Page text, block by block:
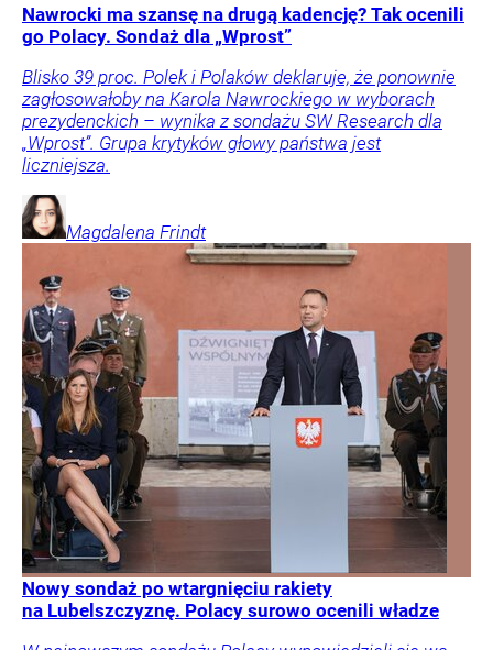
Nawrocki ma szansę na drugą kadencję? Tak ocenili
go Polacy. Sondaż dla „Wprost”
Blisko 39 proc. Polek i Polaków deklaruje, że ponownie
zagłosowałoby na Karola Nawrockiego w wyborach
prezydenckich – wynika z sondażu SW Research dla
„Wprost”. Grupa krytyków głowy państwa jest
liczniejsza.
Magdalena Frindt
Nowy sondaż po wtargnięciu rakiety
na Lubelszczyznę. Polacy surowo ocenili władze